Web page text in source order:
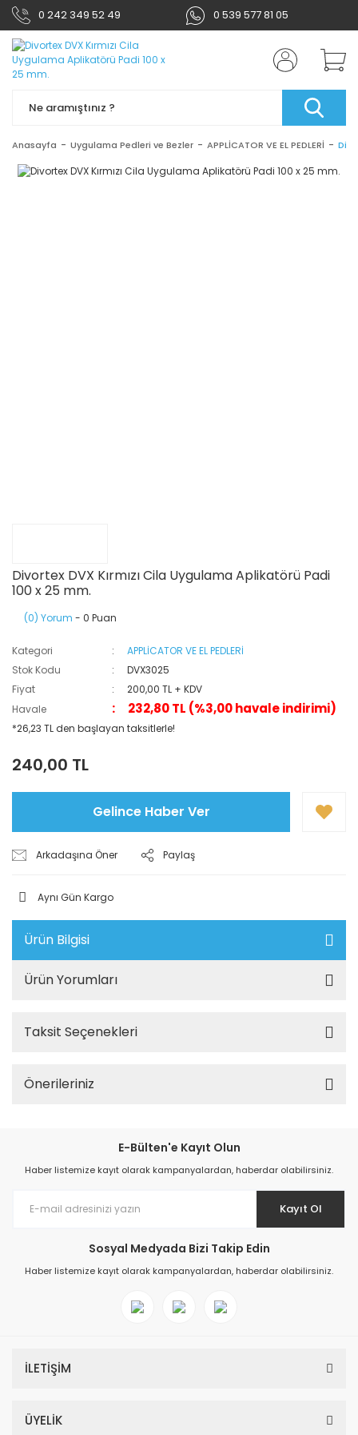
0 242 349 52 49 0 539 577 81 05
Anasayfa Uygulama Pedleri ve Bezler APPLİCATOR VE EL PEDLERİ
Divortex DVX Kırmızı Cila Uygulama Aplikatörü Padi
100 x 25 mm.
(0) Yorum - 0 Puan
Kategori
APPLİCATOR VE EL PEDLERİ
Stok Kodu
DVX3025
Fiyat
200,00 TL + KDV
Havale
232,80 TL (%3,00 havale indirimi)
*26,23 TL den başlayan taksitlerle!
240,00 TL
Gelince Haber Ver
Arkadaşına Öner Paylaş
Aynı Gün Kargo
Ürün Bilgisi
Ürün Yorumları
Taksit Seçenekleri
Önerileriniz
E-Bülten'e Kayıt Olun
Haber listemize kayıt olarak kampanyalardan, haberdar olabilirsiniz.
Kayıt Ol
Sosyal Medyada Bizi Takip Edin
Haber listemize kayıt olarak kampanyalardan, haberdar olabilirsiniz.
İLETİŞİM
ÜYELİK